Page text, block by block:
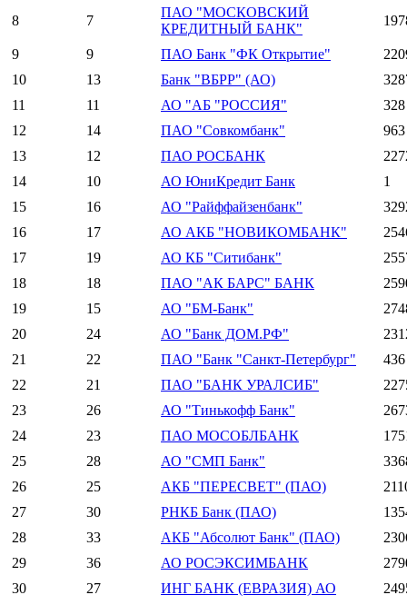
8 7
ПАО "МОСКОВСКИЙ
КРЕДИТНЫЙ БАНК"
9 9 ПАО Банк "ФК Открытие"
10
13 Банк "ВБРР" (АО)
11
11 АО "АБ "РОССИЯ"
328
12
14 ПАО "Совкомбанк"
963
13
12 ПАО РОСБАНК
14
10 АО ЮниКредит Банк
1
15
16 АО "Райффайзенбанк"
16
17 АО АКБ "НОВИКОМБАНК"
17
19 АО КБ "Ситибанк"
18
18 ПАО "АК БАРС" БАНК
19
15 АО "БМ-Банк"
20
24 АО "Банк ДОМ.РФ"
21
22 ПАО "Банк "Санкт-Петербург"
436
22
21 ПАО "БАНК УРАЛСИБ"
23
26 АО "Тинькофф Банк"
24
23 ПАО МОСОБЛБАНК
25
28 АО "СМП Банк"
26
25 АКБ "ПЕРЕСВЕТ" (ПАО)
27
30 РНКБ Банк (ПАО)
28
33 АКБ "Абсолют Банк" (ПАО)
29
36 АО РОСЭКСИМБАНК
30
27 ИНГ БАНК (ЕВРАЗИЯ) АО